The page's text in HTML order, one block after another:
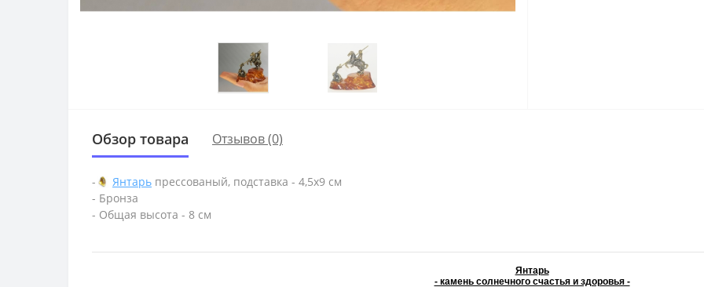
Обзор товара Отзывов (0)
- Янтарь прессованый, подставка - 4,5х9 см
- Бронза
- Общая высота - 8 см
Янтарь
- камень солнечного счастья и здоровья -